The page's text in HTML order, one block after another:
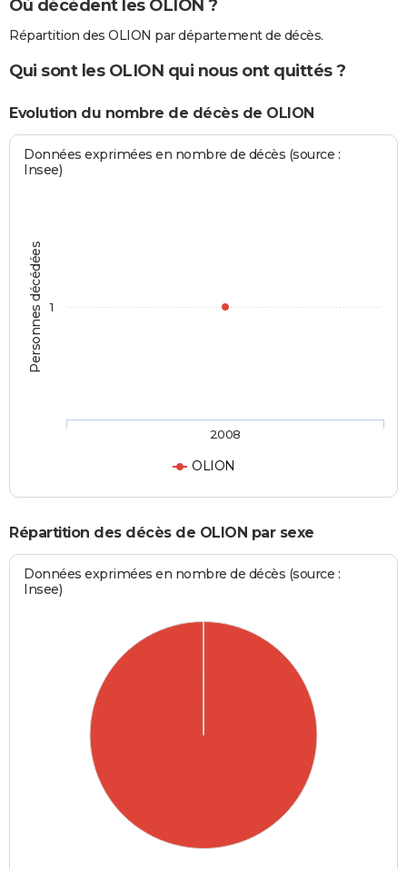
Où décèdent les OLION ?
Répartition des OLION par département de décès.
Qui sont les OLION qui nous ont quittés ?
Evolution du nombre de décès de OLION
Personnes décédées
Données exprimées en nombre de décès (source :
Insee)
OLION
2008
1
Répartition des décès de OLION par sexe
Données exprimées en nombre de décès (source :
Insee)